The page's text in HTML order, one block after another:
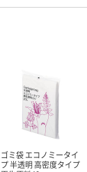
ゴミ袋 エコノミータイ
プ 半透明 高密度タイプ